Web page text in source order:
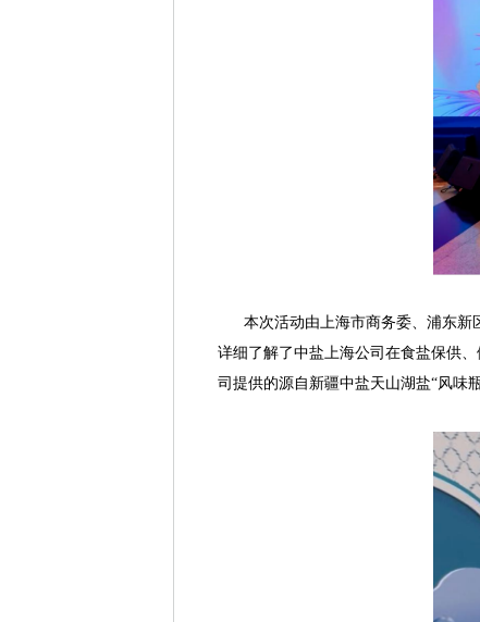
本次活动由上海市商务委、浦东新
详细了解了中盐上海公司在食盐保供
司提供的源自新疆中盐天山湖盐“风味